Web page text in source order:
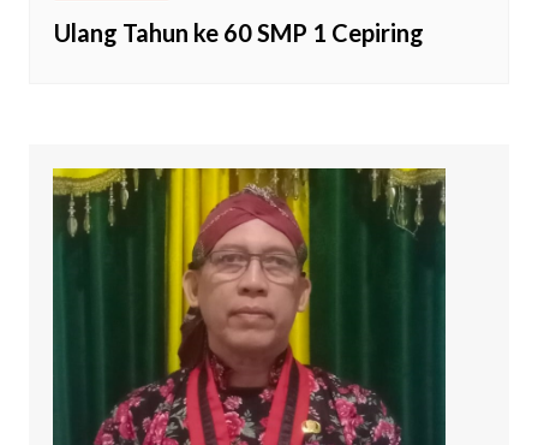
Ulang Tahun ke 60 SMP 1 Cepiring